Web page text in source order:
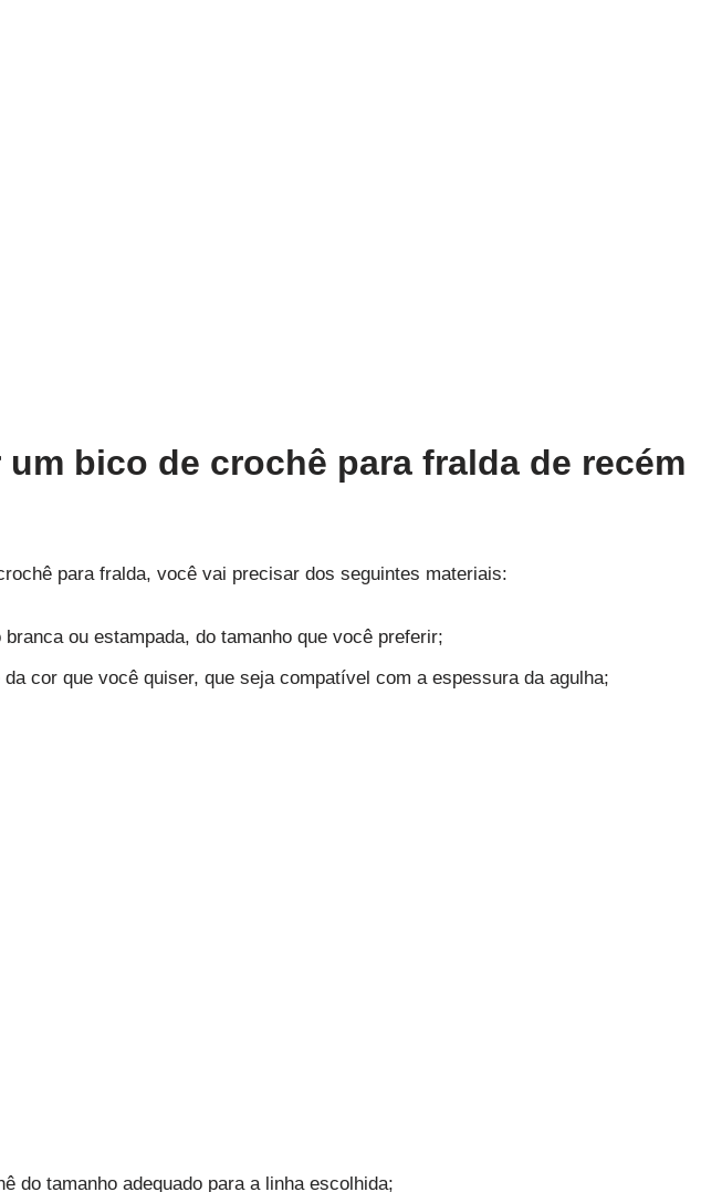
um bico de crochê para fralda de recém
para fralda, você vai precisar dos seguintes materiais:
ou estampada, do tamanho que você preferir;
cor que você quiser, que seja compatível com a espessura da agulha;
do tamanho adequado para a linha escolhida;